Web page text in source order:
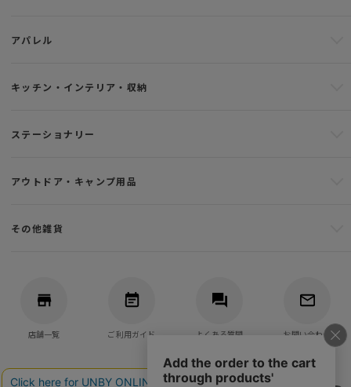
アパレル
キッチン・インテリア・収納
ステーショナリー
アウトドア・キャンプ用品
その他雑貨
店舗一覧 ご利用ガイド よくある質問 お問い合わせ